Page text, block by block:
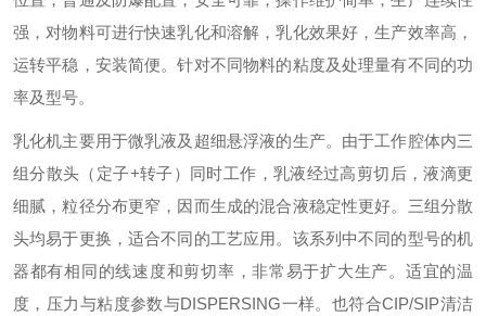
强，对物料可进行快速乳化和溶解，乳化效果好，生产效率高，
运转平稳，安装简便。针对不同物料的粘度及处理量有不同的功
率及型号。
乳化机主要用于微乳液及超细悬浮液的生产。由于工作腔体内三
组分散头（定子+转子）同时工作，乳液经过高剪切后，液滴更
细腻，粒径分布更窄，因而生成的混合液稳定性更好。三组分散
头均易于更换，适合不同的工艺应用。该系列中不同的型号的机
器都有相同的线速度和剪切率，非常易于扩大生产。适宜的温
度，压力与粘度参数与DISPERSING一样。也符合CIP/SIP清洁